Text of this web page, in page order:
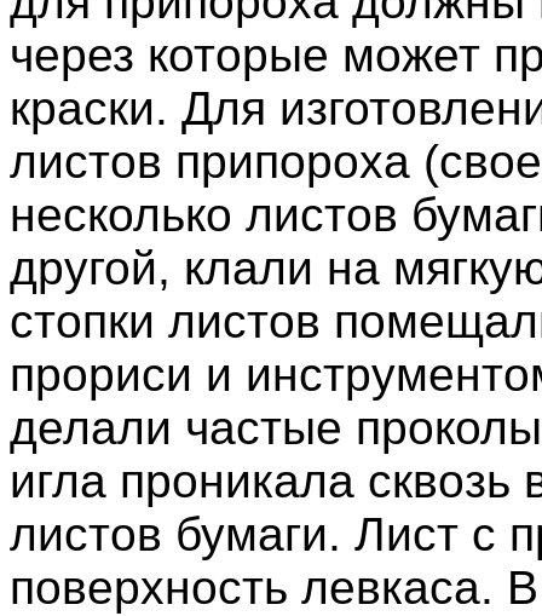
через которые может
краски. Для
листов припороха
несколько листов
другой, клали на
стопки листов
прориси и
делали частые
игла проникала
листов бумаги. Лист с
поверхность левкаса.